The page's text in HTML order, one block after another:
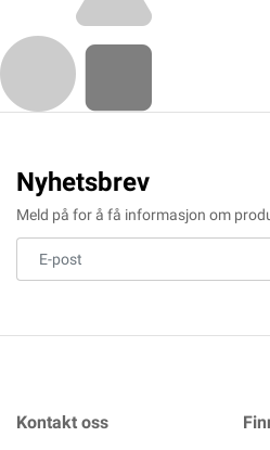
Nyhetsbrev
Meld på for å få informasjon om
Kontakt oss